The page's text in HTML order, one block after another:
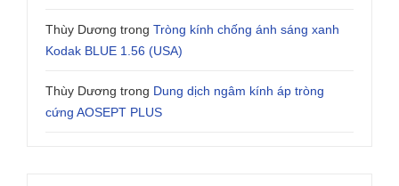
Thùy Dương trong Tròng kính chống ánh sáng xanh
Kodak BLUE 1.56 (USA)
Thùy Dương trong Dung dịch ngâm kính áp tròng
cứng AOSEPT PLUS